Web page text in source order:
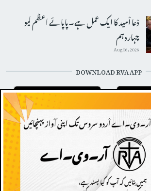
دْعا اْمید کا ایک عمل ہے۔پاپائے اعظم لیو
چہاردہم
Aug 06, 2026
DOWNLOAD RVA APP
STAY CONNECTED WITH US!